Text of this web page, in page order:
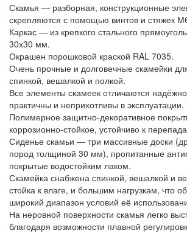
Скамья — разборная, конструкционные
скрепляются с помощью винтов и стяжек
Каркас — из крепкого стального
30х30 мм.
Окрашен порошковой краской RAL 7035.
Очень прочные и долговечные скамейки
спинкой, вешалкой и полкой.
Все элементы скамеек отличаются
практичны и неприхотливы в эксплуатации.
Полимерное защитно-декоративное
коррозионно-стойкое, устойчиво к
Сиденье скамьи — три массивные доски
пород толщиной 30 мм), пропитанные
покрытые водостойким лаком.
Скамейка снабжена спинкой, вешалкой и
стойка к влаге, и большим нагрузкам, что
широкий диапазон условий её
На неровной поверхности скамья легко
благодаря возможности плавной